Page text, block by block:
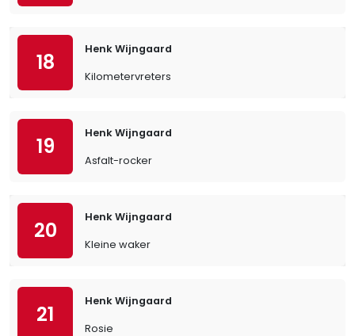
18
Henk Wijngaard
Kilometervreters
19
Henk Wijngaard
Asfalt-rocker
20
Henk Wijngaard
Kleine waker
21
Henk Wijngaard
Rosie